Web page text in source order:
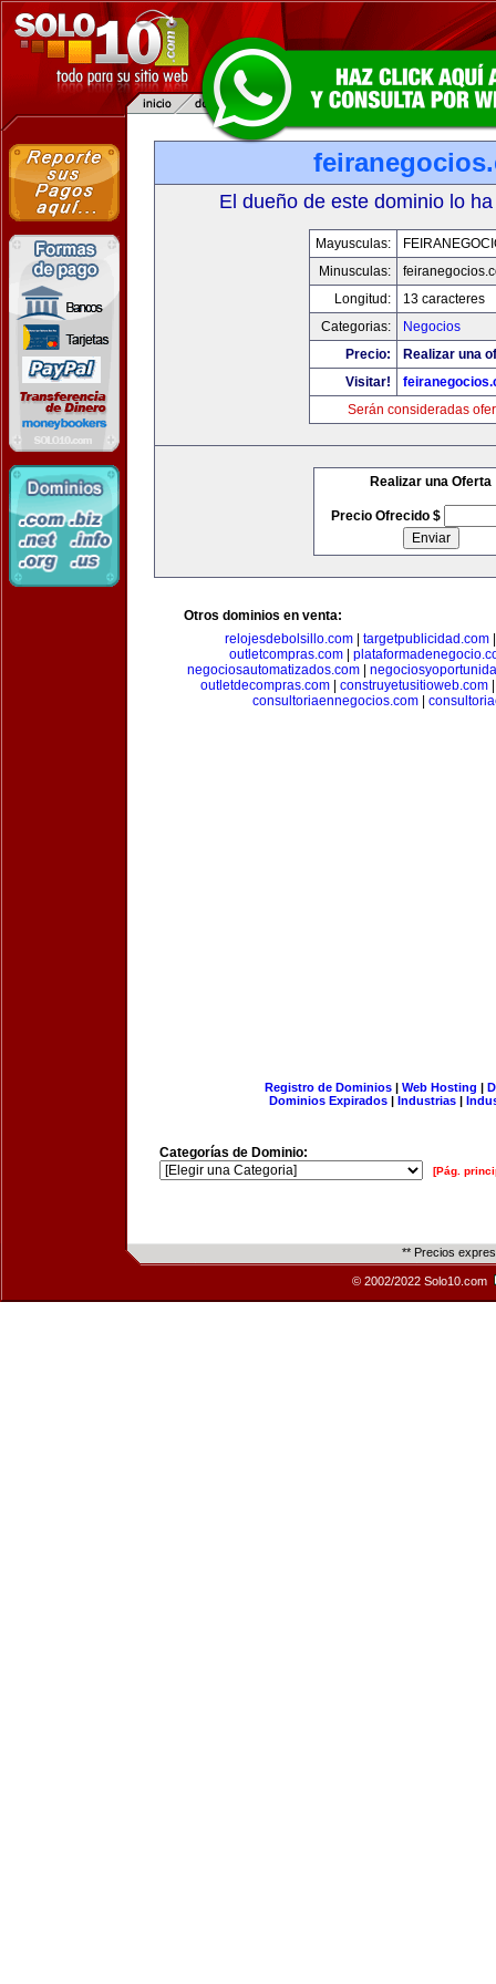
El dueño de este dominio lo
Mayusculas:
Minusculas:
Longitud:
13 caracteres
Categorias:
Negocios
Precio:
Realizar una
Visitar!
Serán consideradas
Realizar una Oferta
Precio Ofrecido $
Otros dominios en venta:
relojesdebolsillo.com| targetpublicidad.com
outletcompras.com
negociosautomatizados.com|
outletdecompras.com
construyetusitioweb.com
consultoriaennegocios.com
Registro de Dominios| Web Hosting |
Dominios Expirados | Industrias |
Categorías de Dominio:
[Pág.
** Precios
© 2002/2022 Solo10.com